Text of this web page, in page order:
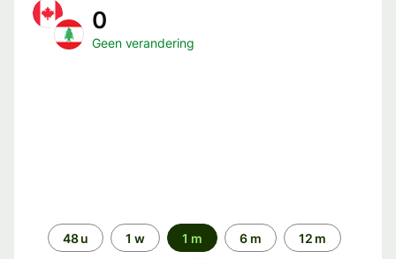
0
Geen verandering
Periode48 u 1 w 1 m 6 m 12 m